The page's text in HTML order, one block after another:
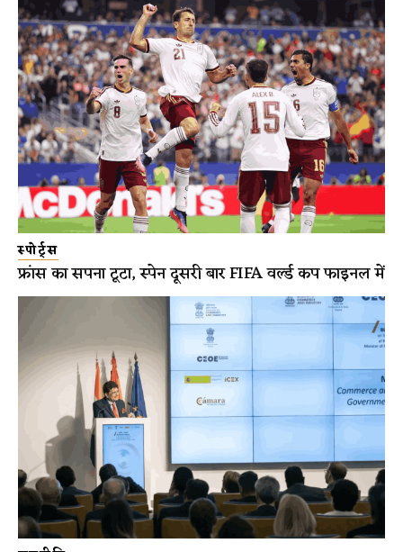
स्पोर्ट्स
फ्रांस का सपना टूटा, स्पेन दूसरी बार FIFA वर्ल्ड कप फाइनल में